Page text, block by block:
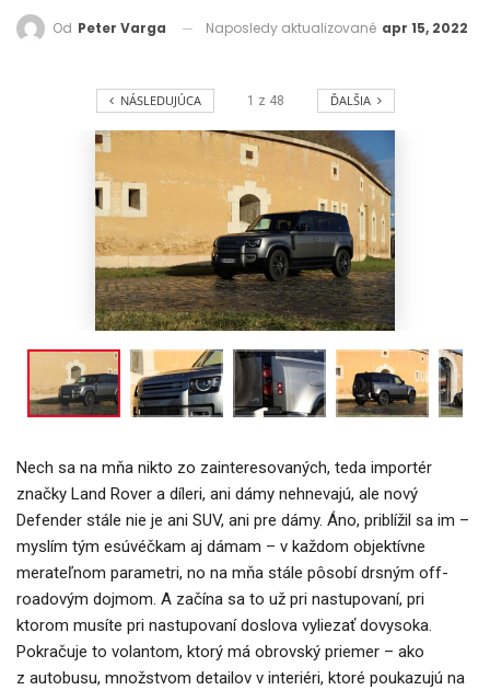
Od Peter Varga Naposledy aktualizované apr 15, 2022
NÁSLEDUJÚCA 1 z 48 ĎALŠIA
Nech sa na mňa nikto zo zainteresovaných, teda importér
značky Land Rover a díleri, ani dámy nehnevajú, ale nový
Defender stále nie je ani SUV, ani pre dámy. Áno, priblížil sa im –
myslím tým esúvéčkam aj dámam – v každom objektívne
merateľnom parametri, no na mňa stále pôsobí drsným off-
roadovým dojmom. A začína sa to už pri nastupovaní, pri
ktorom musíte pri nastupovaní doslova vyliezať dovysoka.
Pokračuje to volantom, ktorý má obrovský priemer – ako
z autobusu, množstvom detailov v interiéri, ktoré poukazujú na